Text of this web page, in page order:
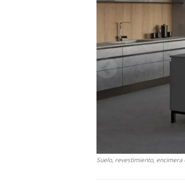
Suelo, revestimiento, encimera